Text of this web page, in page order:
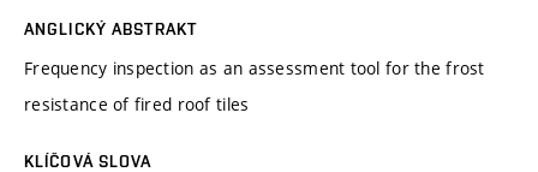
ANGLICKÝ ABSTRAKT
Frequency inspection as an assessment tool for the frost
resistance of fired roof tiles
KLÍČOVÁ SLOVA